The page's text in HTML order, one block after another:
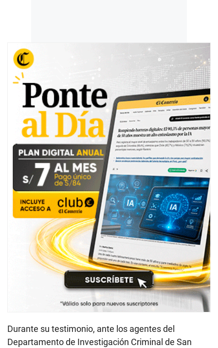
Durante su testimonio, ante los agentes del
Departamento de Investigación Criminal de San